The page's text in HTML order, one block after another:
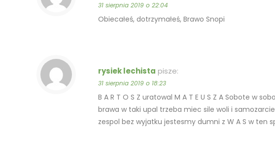
31 sierpnia 2019 o 22:04
Obiecałeś, dotrzymałeś, Brawo Snopi
rysiek lechista pisze:
31 sierpnia 2019 o 18:23
B A R T O S Z uratowal M A T E U S Z A Sobote w
brawa w taki upal trzeba miec sile woli i
zespol bez wyjatku jestesmy dumni z W A S w ten